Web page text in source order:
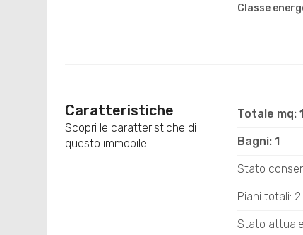
Classe
Caratteristiche
Scopri le caratteristiche di
questo immobile
Totale mq:
Bagni: 1
Stato
Piani totali: 2
Stato